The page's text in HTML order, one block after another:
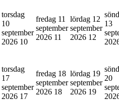
torsdag
10
september
2026 10
fredag 11
september
2026 11
lördag 12
september
2026 12
13
torsdag
17
september
2026 17
fredag 18
september
2026 18
lördag 19
september
2026 19
20